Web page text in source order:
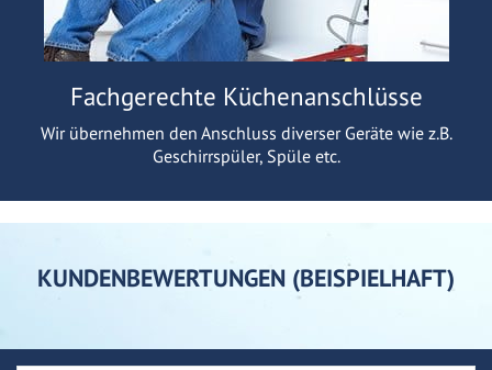
Fachgerechte Küchenanschlüsse
Wir übernehmen den Anschluss diverser Geräte wie z.B.
Geschirrspüler, Spüle etc.
KUNDENBEWERTUNGEN (BEISPIELHAFT)